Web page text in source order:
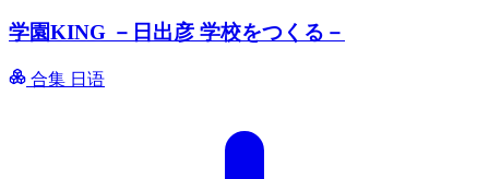
学園KING －日出彦 学校をつくる－
合集 日语